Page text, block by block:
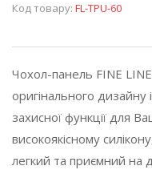
Код товару: FL-TPU-60
Чохол-панель FINE
оригінального
захисної функції для
високоякісному
легкий та приємний на